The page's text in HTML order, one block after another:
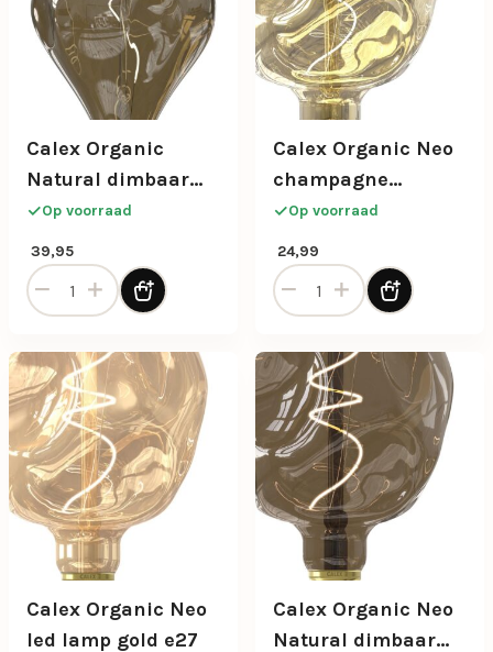
Calex Organic
Natural dimbaar
6w e27
Op voorraad
39,95
Calex Organic Natural dimbaar 6w e27 aantal
Calex Organic Neo
champagne
dimbaar
Op voorraad
24,99
Calex Organic Neo
Calex Organic Neo
led lamp gold e27
Calex Organic Neo
Natural dimbaar